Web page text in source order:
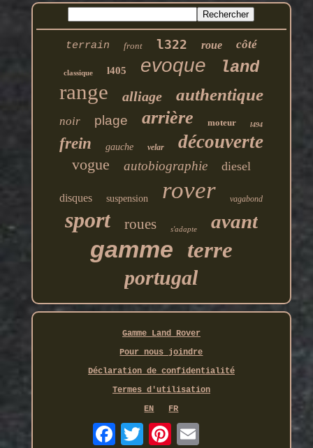
terrain front l322 roue côté
classique l405 evoque land
range alliage authentique
noir plage arrière moteur l494
frein gauche velar découverte
vogue autobiographie diesel
disques suspension rover vagabond
sport roues s'adapte avant
gamme terre
portugal
Gamme Land Rover
Pour nous joindre
Déclaration de confidentialité
Termes d'utilisation
EN
FR